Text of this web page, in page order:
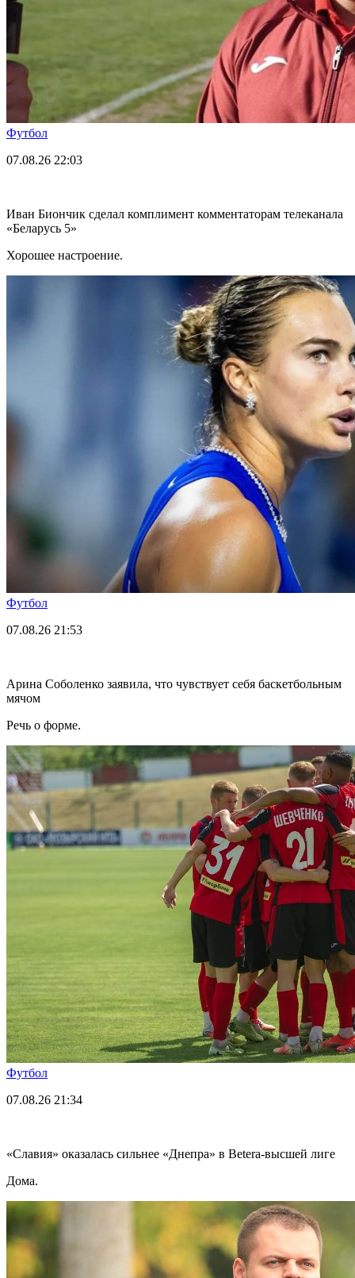
Футбол
07.08.26 22:03
Иван Биончик сделал комплимент комментаторам телеканала
«Беларусь 5»
Хорошее настроение.
Футбол
07.08.26 21:53
Арина Соболенко заявила, что чувствует себя баскетбольным
мячом
Речь о форме.
Футбол
07.08.26 21:34
«Славия» оказалась сильнее «Днепра» в Betera-высшей лиге
Дома.